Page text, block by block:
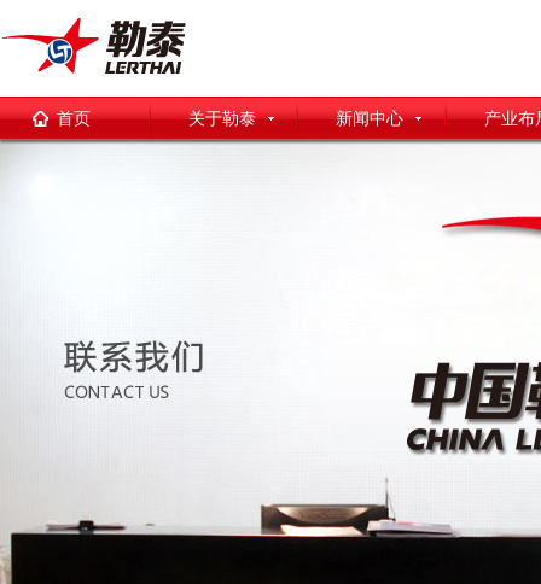
首页 关于勒泰 新闻中心 产业布